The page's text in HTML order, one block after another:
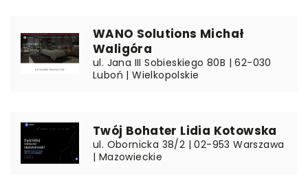
WANO Solutions Michał
Waligóra
ul. Jana III Sobieskiego 80B | 62-030
Luboń | Wielkopolskie
Twój Bohater Lidia Kotowska
ul. Obornicka 38/2 | 02-953 Warszawa
| Mazowieckie